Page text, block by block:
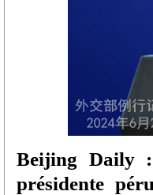
Beijing Daily
présidente